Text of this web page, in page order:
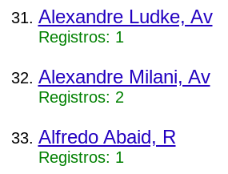
Alexandre Ludke, Av
Registros: 1
Alexandre Milani, Av
Registros: 2
Alfredo Abaid, R
Registros: 1